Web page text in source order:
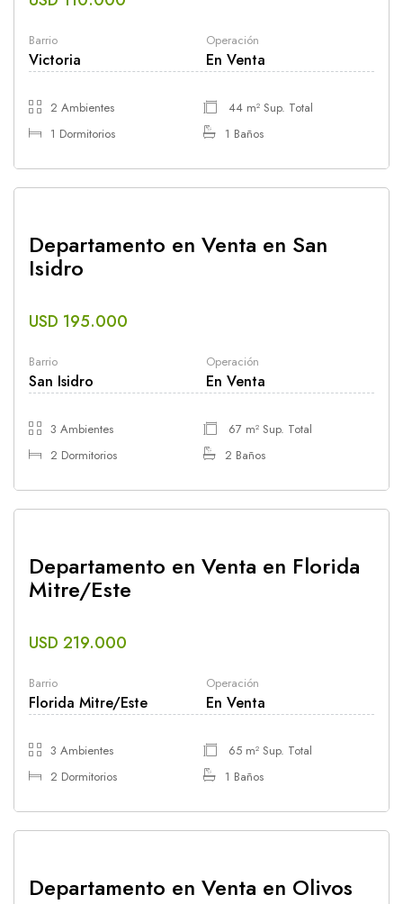
Barrio
Victoria
Operación
En Venta
2 Ambientes
44 m² Sup. Total
1 Dormitorios
1 Baños
Departamento en Venta en San
Isidro
USD 195.000
Barrio
San Isidro
Operación
En Venta
3 Ambientes
67 m² Sup. Total
2 Dormitorios
2 Baños
Departamento en Venta en Florida
Mitre/Este
USD 219.000
Barrio
Florida Mitre/Este
Operación
En Venta
3 Ambientes
65 m² Sup. Total
2 Dormitorios
1 Baños
Departamento en Venta en Olivos